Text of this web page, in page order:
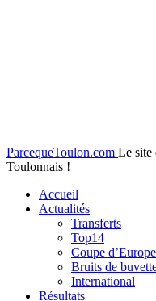
ParcequeToulon.com Le site
Toulonnais !
Accueil
Actualités
Transferts
Top14
Coupe d’Europe
Bruits de
International
Résultats